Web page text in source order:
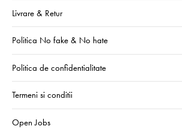
Livrare & Retur
Politica No fake & No hate
Politica de confidentialitate
Termeni si conditii
Open Jobs